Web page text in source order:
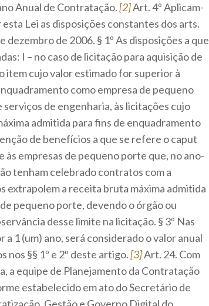
Anual de Contratação.[2]Art. 4º Aplicam-
Lei as disposições constantes dos arts.
dezembro de 2006. § 1º As disposições a que
I – no caso de licitação para aquisição de
item cujo valor estimado for superior à
como empresa de pequeno
de engenharia, às licitações cujo
admitida para fins de enquadramento
de benefícios a que se refere o caput
empresas de pequeno porte que, no ano-
tenham celebrado contratos com a
extrapolem a receita bruta máxima admitida
pequeno porte, devendo o órgão ou
desse limite na licitação. § 3º Nas
1 (um) ano, será considerado o valor anual
§§ 1º e 2º deste artigo.[3]Art. 24. Com
a equipe de Planejamento da Contratação
estabelecido em ato do Secretário de